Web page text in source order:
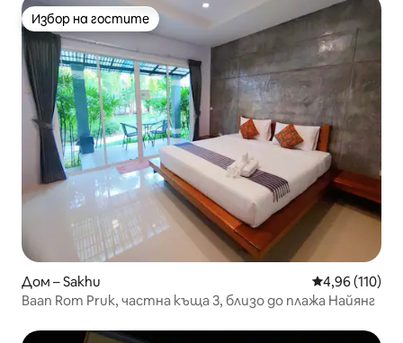
Избор на гостите
Избор на гостите
Дом – Sakhu Средна
4,96 (110)
Baan Rom Pruk, частна къща 3, близо до плажа Найянг